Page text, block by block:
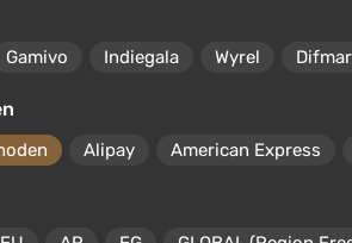
Gamivo Indiegala Wyrel
Alipay American Express